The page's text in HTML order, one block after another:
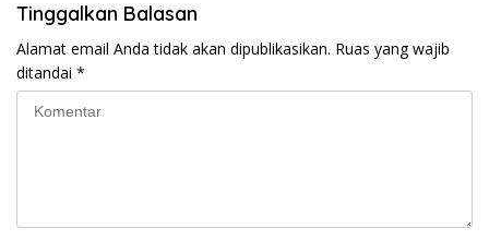
Tinggalkan Balasan
Alamat email Anda tidak akan dipublikasikan. Ruas yang wajib
ditandai *